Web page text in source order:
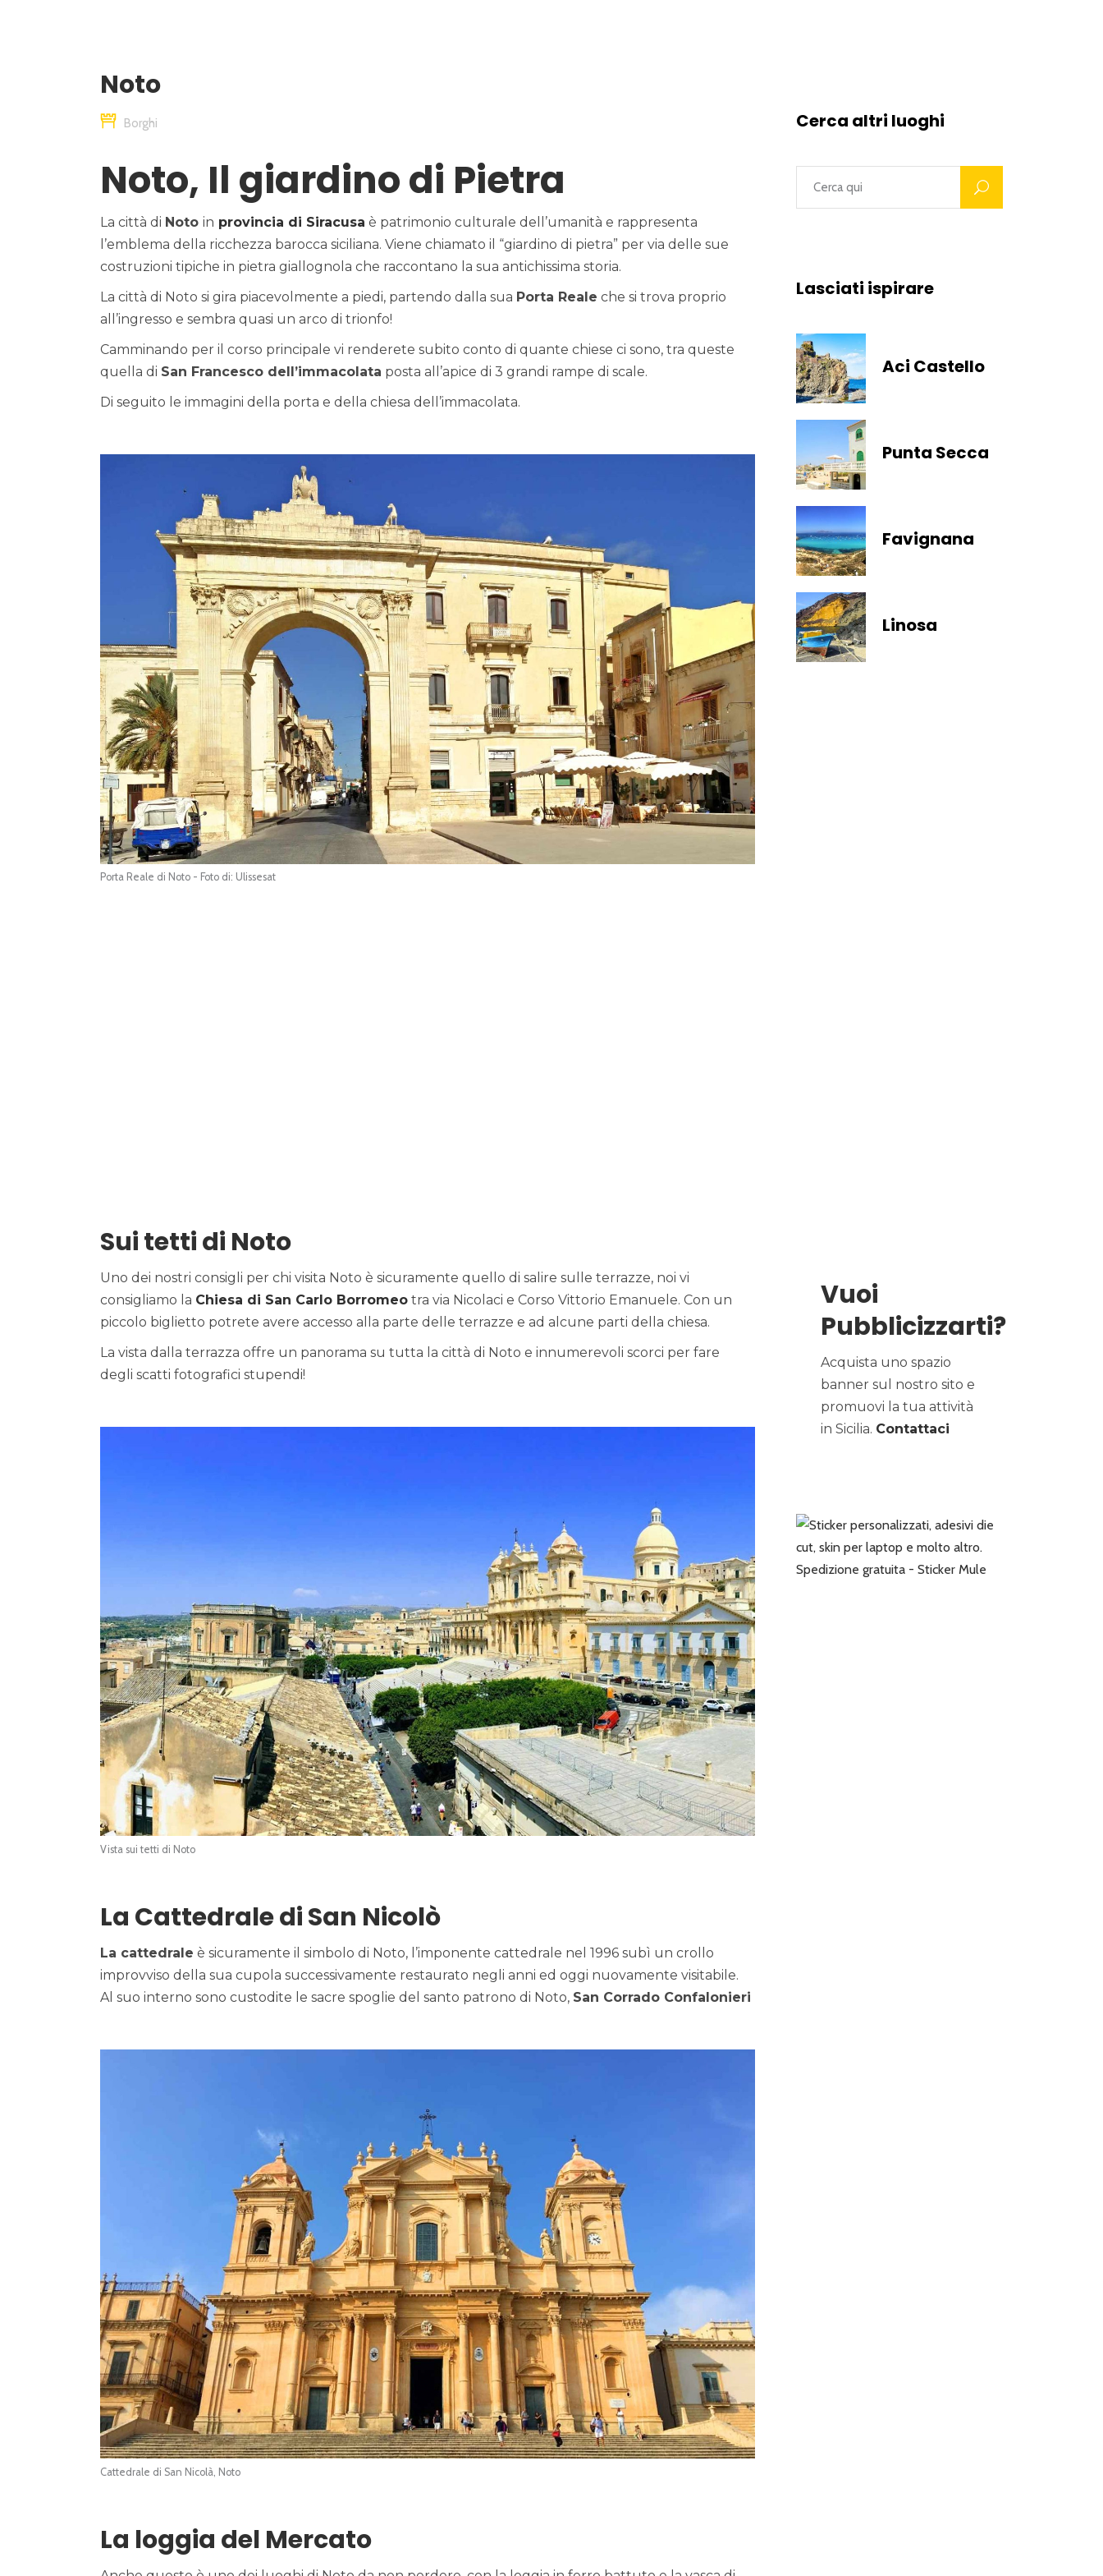
Noto
Borghi
Noto, Il giardino di Pietra
La città di Noto in provincia di Siracusa è patrimonio culturale dell’umanità e rappresenta
l’emblema della ricchezza barocca siciliana. Viene chiamato il “giardino di pietra” per via delle sue
costruzioni tipiche in pietra giallognola che raccontano la sua antichissima storia.
La città di Noto si gira piacevolmente a piedi, partendo dalla sua Porta Reale che si trova proprio
all’ingresso e sembra quasi un arco di trionfo!
Camminando per il corso principale vi renderete subito conto di quante chiese ci sono, tra queste
quella di San Francesco dell’immacolata posta all’apice di 3 grandi rampe di scale.
Di seguito le immagini della porta e della chiesa dell’immacolata.
Porta Reale di Noto - Foto di: Ulissesat
Sui tetti di Noto
Uno dei nostri consigli per chi visita Noto è sicuramente quello di salire sulle terrazze, noi vi
consigliamo la Chiesa di San Carlo Borromeo tra via Nicolaci e Corso Vittorio Emanuele. Con un
piccolo biglietto potrete avere accesso alla parte delle terrazze e ad alcune parti della chiesa.
La vista dalla terrazza offre un panorama su tutta la città di Noto e innumerevoli scorci per fare
degli scatti fotografici stupendi!
Vista sui tetti di Noto
La Cattedrale di San Nicolò
La cattedrale è sicuramente il simbolo di Noto, l’imponente cattedrale nel 1996 subì un crollo
improvviso della sua cupola successivamente restaurato negli anni ed oggi nuovamente visitabile.
Al suo interno sono custodite le sacre spoglie del santo patrono di Noto, San Corrado Confalonieri
Cattedrale di San Nicolà, Noto
La loggia del Mercato
Cerca altri luoghi
Lasciati ispirare
Aci Castello
Punta Secca
Favignana
Linosa
Vuoi
Pubblicizzarti?
Acquista uno spazio
banner sul nostro sito e
promuovi la tua attività
in Sicilia. Contattaci